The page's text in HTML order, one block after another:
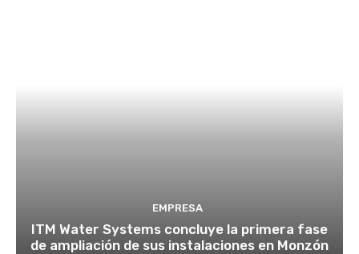
EMPRESA
ITM Water Systems concluye la primera fase
de ampliación de sus instalaciones en Monzón